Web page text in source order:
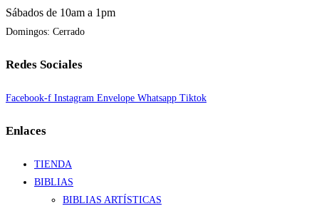
Sábados de 10am a 1pm
Domingos: Cerrado
Redes Sociales
Facebook-f Instagram Envelope Whatsapp Tiktok
Enlaces
TIENDA
BIBLIAS
BIBLIAS ARTÍSTICAS